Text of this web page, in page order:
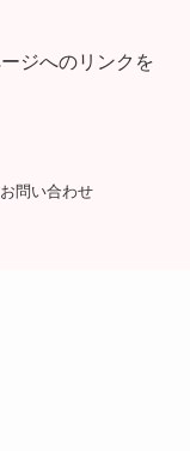
ジへのリンクを
お問い合わせ